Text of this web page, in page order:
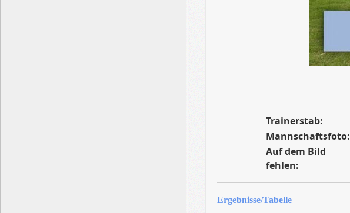
Trainerstab:
Mannschaftsfoto:
Auf dem Bild
fehlen:
Ergebnisse/Tabelle